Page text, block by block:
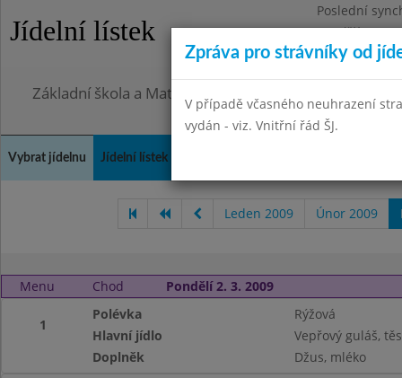
Jídelní lístek
Poslední
Pondělí
Omezení
Základní škola a Mateřská škola, Praha 4, Ohradní 49
Vybrat jídelnu Jídelní lístek
Leden 2009 Únor 2009
Menu Chod Pondělí 2. 3. 2009
1
Polévka
Rýžová
Hlavní jídlo
Vepřový guláš,
Doplněk
Džus, mléko
Zpráva pro strávníky od
V případě včasného neuhrazení
vydán - viz. Vnitřní řád ŠJ.